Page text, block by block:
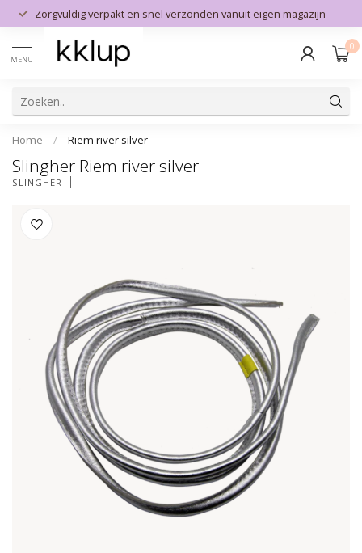
Zorgvuldig verpakt en snel verzonden vanuit eigen magazijn
MENU
0
Home / Riem river silver
Slingher Riem river silver
SLINGHER